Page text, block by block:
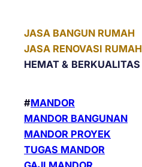
JASA BANGUN RUMAH
JASA RENOVASI RUMAH
HEMAT & BERKUALITAS
#MANDOR
MANDOR BANGUNAN
MANDOR PROYEK
TUGAS MANDOR